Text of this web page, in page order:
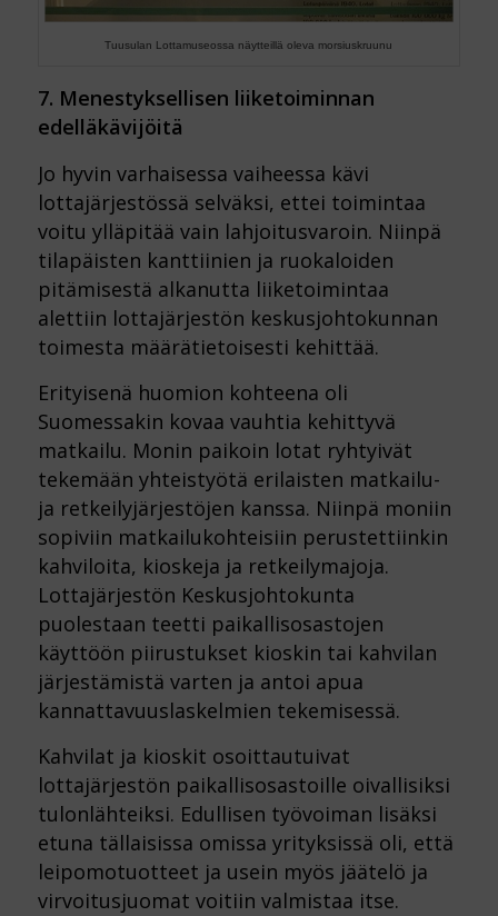
Tuusulan Lottamuseossa näytteillä oleva morsiuskruunu
7. Menestyksellisen liiketoiminnan
edelläkävijöitä
Jo hyvin varhaisessa vaiheessa kävi
lottajärjestössä selväksi, ettei toimintaa
voitu ylläpitää vain lahjoitusvaroin. Niinpä
tilapäisten kanttiinien ja ruokaloiden
pitämisestä alkanutta liiketoimintaa
alettiin lottajärjestön keskusjohtokunnan
toimesta määrätietoisesti kehittää.
Erityisenä huomion kohteena oli
Suomessakin kovaa vauhtia kehittyvä
matkailu. Monin paikoin lotat ryhtyivät
tekemään yhteistyötä erilaisten matkailu-
ja retkeilyjärjestöjen kanssa. Niinpä moniin
sopiviin matkailukohteisiin perustettiinkin
kahviloita, kioskeja ja retkeilymajoja.
Lottajärjestön Keskusjohtokunta
puolestaan teetti paikallisosastojen
käyttöön piirustukset kioskin tai kahvilan
järjestämistä varten ja antoi apua
kannattavuuslaskelmien tekemisessä.
Kahvilat ja kioskit osoittautuivat
lottajärjestön paikallisosastoille oivallisiksi
tulonlähteiksi. Edullisen työvoiman lisäksi
etuna tällaisissa omissa yrityksissä oli, että
leipomotuotteet ja usein myös jäätelö ja
virvoitusjuomat voitiin valmistaa itse.